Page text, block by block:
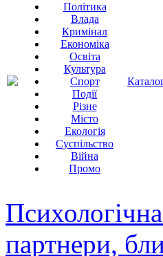
Політика
Влада
Кримінал
Економіка
Освіта
Культура
Спорт
Події
Різне
Місто
Екологія
Суспільство
Війна
Промо
партнери,